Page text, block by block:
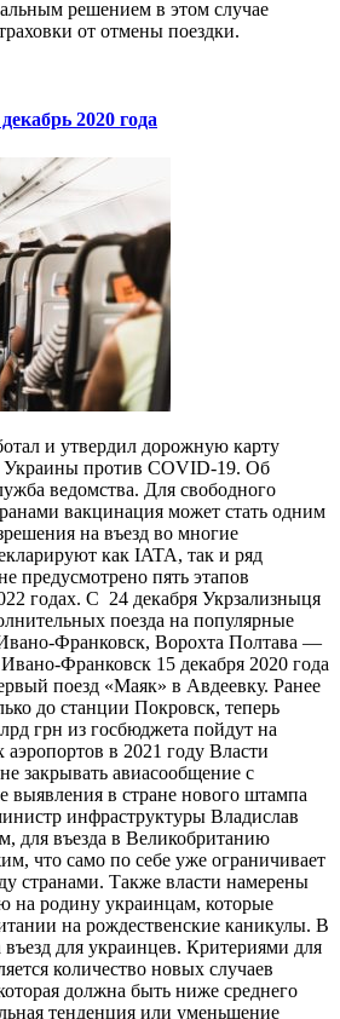
решением в этом случае
от отмены поездки.
2020 года
и утвердил дорожную карту
Украины против COVID-19. Об
ведомства. Для свободного
вакцинация может стать одним
на въезд во многие
как IATA, так и ряд
предусмотрено пять этапов
годах. С 24 декабря Укрзализныця
поезда на популярные
Франковск, Ворохта Полтава —
Франковск 15 декабря 2020 года
поезд «Маяк» в Авдеевку. Ранее
до станции Покровск, теперь
грн из госбюджета пойдут на
аэропортов в 2021 году Власти
закрывать авиасообщение с
выявления в стране нового штампа
инфраструктуры Владислав
для въезда в Великобританию
что само по себе уже ограничивает
странами. Также власти намерены
на родину украинцам, которые
на рождественские каникулы. В
для украинцев. Критериями для
количество новых случаев
должна быть ниже среднего
тенденция или уменьшение